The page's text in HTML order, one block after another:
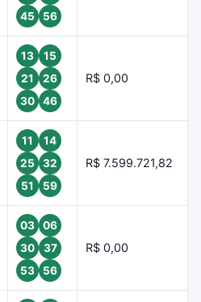
45
56
13
15
21
26
30
46
R$ 0,00
11
14
25
32
51
59
R$ 7.599.721,82
03
06
30
37
53
56
R$ 0,00